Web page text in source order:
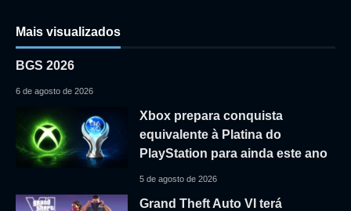
Mais visualizados
BGS 2026
6 de agosto de 2026
Xbox prepara conquista
equivalente à Platina do
PlayStation para ainda este ano
5 de agosto de 2026
Grand Theft Auto VI terá